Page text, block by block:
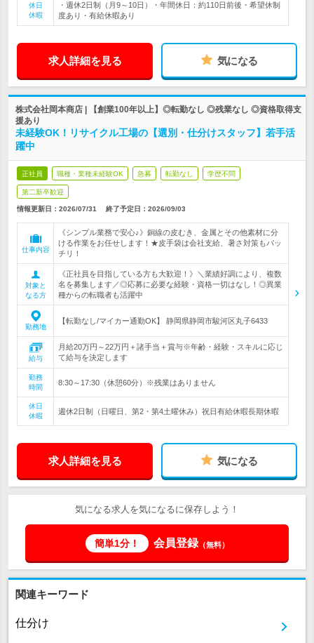
休日
休暇
・週休2日制（月9～10日）・年間休日：約110日前後・希望休制
度あり・有給休暇あり
求人詳細を見る 気になる
株式会社岡本商店 | 【創業100年以上】◎転勤なし ◎残業なし ◎資格取得支
援あり
未経験OK！リサイクル工場の【選別・仕分けスタッフ】若手活
躍中
正社員 職種・業種未経験OK 急募 転勤なし 学歴不問
第二新卒歓迎
情報更新日：2026/07/31 終了予定日： 2026/09/03
仕事内容
《シンプル業務で安心♪》銅線の皮むき、金属とその他素材に分
ける作業をお任せします！★皮手袋は会社支給、暑さ対策もバッ
チリ！
対象と
なる方
《正社員を目指している方も大歓迎！》＼業績好調により、複数
名を募集します／◎応募に必要な経験・資格一切はなし！◎異業
種からの転職者も活躍中
勤務地
【転勤なし/マイカー通勤OK】 静岡県静岡市駿河区丸子6433
給与
月給20万円～22万円＋諸手当＋賞与※年齢・経験・スキルに応じ
て給与を決定します
勤務
時間
8:30～17:30（休憩60分）※残業はありません
休日
休暇
週休2日制（日曜日、第2・第4土曜休み）祝日有給休暇長期休暇
求人詳細を見る 気になる
気になる求人を気になるに保存しよう！
簡単1分！ 会員登録（無料）
関連キーワード
仕分け